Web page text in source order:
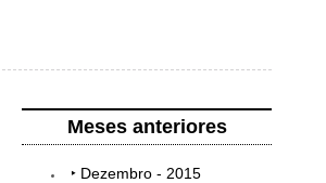
Meses anteriores
‣ Dezembro - 2015